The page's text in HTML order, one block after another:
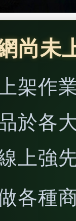
尚未
架作
於各
上強
各種